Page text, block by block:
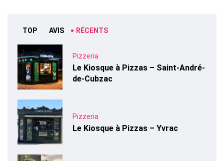
TOP AVIS RÉCENTS
Pizzeria
Le Kiosque à Pizzas – Saint-André-
de-Cubzac
Pizzeria
Le Kiosque à Pizzas – Yvrac